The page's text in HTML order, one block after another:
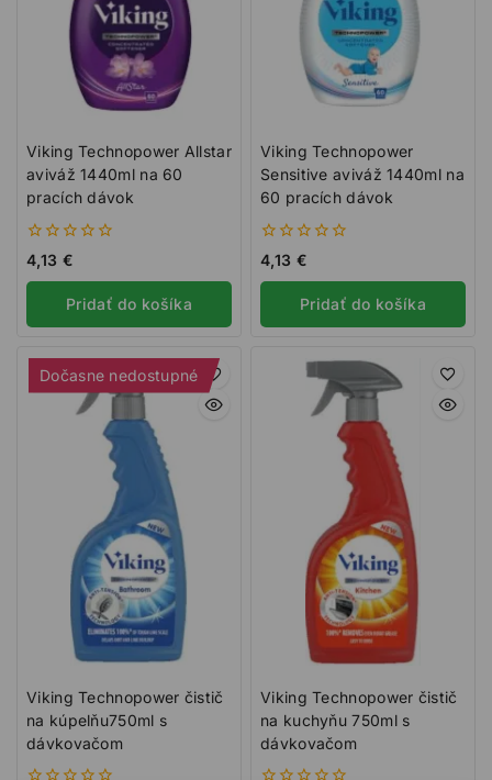
Viking Technopower Allstar
aviváž 1440ml na 60
pracích dávok
0
z
5
4,13 €
Pridať do košíka
Viking Technopower
Sensitive aviváž 1440ml na
60 pracích dávok
0
z
5
4,13 €
Pridať do košíka
Dočasne nedostupné
Viking Technopower čistič
na kúpelňu750ml s
dávkovačom
Viking Technopower čistič
na kuchyňu 750ml s
dávkovačom